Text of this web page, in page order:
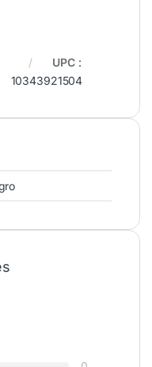
UPC :
10343921504